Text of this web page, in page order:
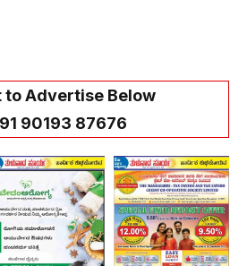
to Advertise Below
90193 87676